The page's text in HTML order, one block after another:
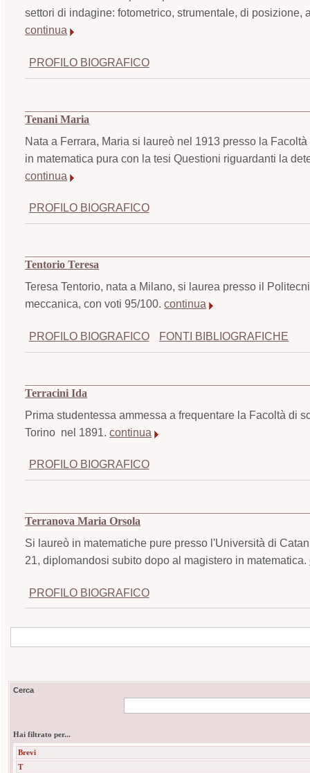
settori di indagine: fotometrico, strumentale, di
continua
PROFILO BIOGRAFICO
Tenani Maria
Nata a Ferrara, Maria si laureò nel 1913 presso la
in matematica pura con la tesi Questioni riguardanti la
continua
PROFILO BIOGRAFICO
Tentorio Teresa
Teresa Tentorio, nata a Milano, si laurea presso il
meccanica, con voti 95/100.continua
PROFILO BIOGRAFICO FONTI BIBLIOGRAFICHE
Terracini Ida
Prima studentessa ammessa a frequentare la Facoltà di
Torino nel 1891.continua
PROFILO BIOGRAFICO
Terranova Maria Orsola
Si laureò in matematiche pure presso l'Università di
21, diplomandosi subito dopo al magistero in matematica.
PROFILO BIOGRAFICO
Cerca
Hai filtrato per...
Brevi
T